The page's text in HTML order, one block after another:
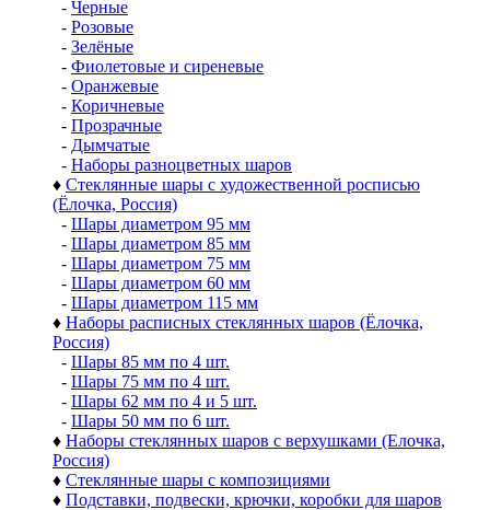
- Черные
- Розовые
- Зелёные
- Фиолетовые и сиреневые
- Оранжевые
- Коричневые
- Прозрачные
- Дымчатые
- Наборы разноцветных шаров
♦ Стеклянные шары с художественной росписью
(Ёлочка, Россия)
- Шары диаметром 95 мм
- Шары диаметром 85 мм
- Шары диаметром 75 мм
- Шары диаметром 60 мм
- Шары диаметром 115 мм
♦ Наборы расписных стеклянных шаров (Ёлочка,
Россия)
- Шары 85 мм по 4 шт.
- Шары 75 мм по 4 шт.
- Шары 62 мм по 4 и 5 шт.
- Шары 50 мм по 6 шт.
♦ Наборы стеклянных шаров с верхушками (Елочка,
Россия)
♦ Стеклянные шары с композициями
♦ Подставки, подвески, крючки, коробки для шаров